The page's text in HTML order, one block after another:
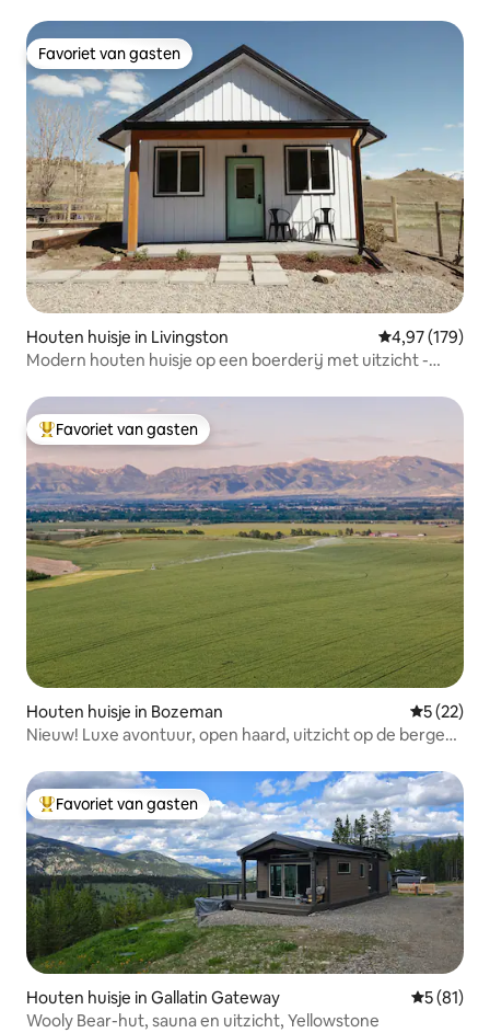
Favoriet van gasten
Favoriet van gasten
Houten huisje in Livingston Gemiddelde
4,97 (179)
Modern houten huisje op een boerderij met uitzicht -
Topfavoriet van gasten
Favoriet van gasten
Houten huisje in Bozeman
5 (22)
Nieuw! Luxe avontuur, open haard, uitzicht op de bergen,
Topfavoriet van gasten
Favoriet van gasten
Houten huisje in Gallatin Gateway
5 (81)
Wooly Bear-hut, sauna en uitzicht, Yellowstone